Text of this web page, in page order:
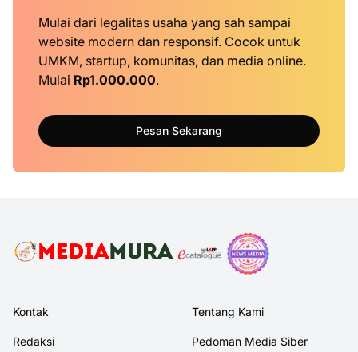
Mulai dari legalitas usaha yang sah sampai
website modern dan responsif. Cocok untuk
UMKM, startup, komunitas, dan media online.
Mulai Rp1.000.000.
Pesan Sekarang
Kontak Tentang Kami
Redaksi Pedoman Media Siber